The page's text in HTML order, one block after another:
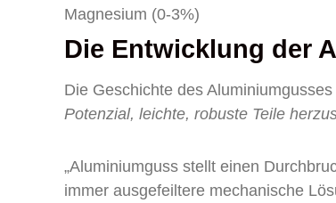
Magnesium (0-3%)
Die Entwicklung der
Die Geschichte des
Potenzial, leichte, robuste Teile
„Aluminiumguss stellt einen
immer ausgefeiltere mechanische